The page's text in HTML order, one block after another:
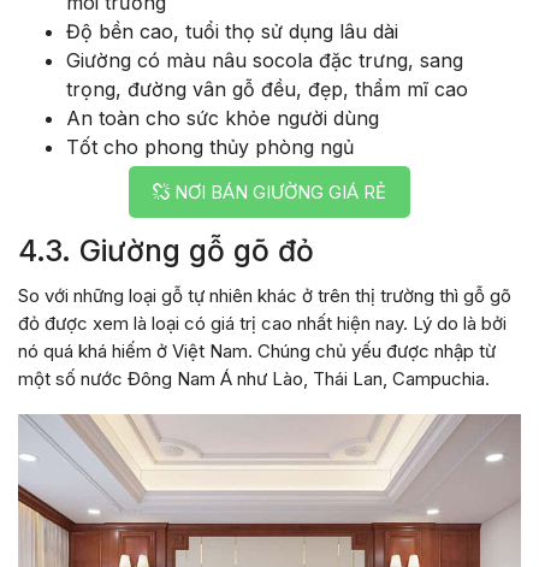
Độ bền cao, tuổi thọ sử dụng lâu dài
Giường có màu nâu socola đặc trưng, sang
trọng, đường vân gỗ đều, đẹp, thẩm mĩ cao
An toàn cho sức khỏe người dùng
Tốt cho phong thủy phòng ngủ
NƠI BÁN GIƯỜNG GIÁ RẺ
4.3. Giường gỗ gõ đỏ
So với những loại gỗ tự nhiên khác ở trên thị trường thì gỗ gõ
đỏ được xem là loại có giá trị cao nhất hiện nay. Lý do là bởi
nó quá khá hiếm ở Việt Nam. Chúng chủ yếu được nhập từ
một số nước Đông Nam Á như Lào, Thái Lan, Campuchia.